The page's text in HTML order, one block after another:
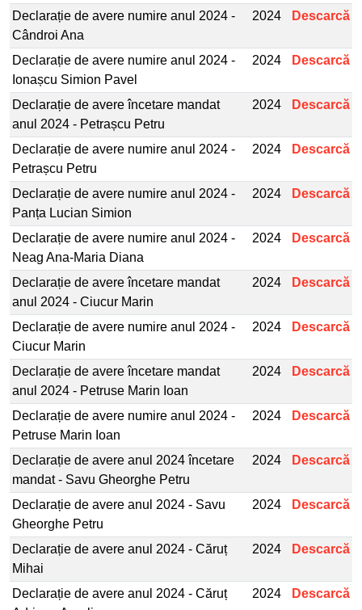
Declarație de avere numire anul 2024 -
Cândroi Ana
2024 Descarcă
Declarație de avere numire anul 2024 -
Ionașcu Simion Pavel
2024 Descarcă
Declarație de avere încetare mandat
anul 2024 - Petrașcu Petru
2024 Descarcă
Declarație de avere numire anul 2024 -
Petrașcu Petru
2024 Descarcă
Declarație de avere numire anul 2024 -
Panța Lucian Simion
2024 Descarcă
Declarație de avere numire anul 2024 -
Neag Ana-Maria Diana
2024 Descarcă
Declarație de avere încetare mandat
anul 2024 - Ciucur Marin
2024 Descarcă
Declarație de avere numire anul 2024 -
Ciucur Marin
2024 Descarcă
Declarație de avere încetare mandat
anul 2024 - Petruse Marin Ioan
2024 Descarcă
Declarație de avere numire anul 2024 -
Petruse Marin Ioan
2024 Descarcă
Declarație de avere anul 2024 încetare
mandat - Savu Gheorghe Petru
2024 Descarcă
Declarație de avere anul 2024 - Savu
Gheorghe Petru
2024 Descarcă
Declarație de avere anul 2024 - Căruț
Mihai
2024 Descarcă
Declarație de avere anul 2024 - Căruț
2024 Descarcă